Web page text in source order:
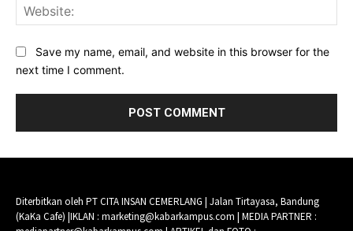
Save my name, email, and website in this browser for the
next time I comment.
Diterbitkan oleh PT CITA INSAN CEMERLANG | Jalan Tirtayasa, Bandung
(KaKa Cafe) |IKLAN : marketing@kabarkampus.com | MEDIA PARTNER :